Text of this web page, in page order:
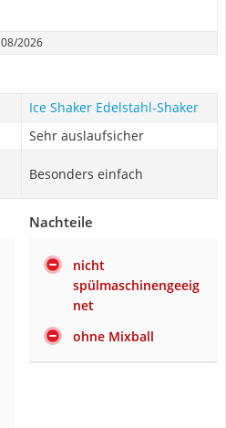
08/2026
Ice Shaker Edelstahl-Shaker
Sehr auslaufsicher
Besonders einfach
Nachteile
nicht
spülmaschinengeeig
net
ohne Mixball